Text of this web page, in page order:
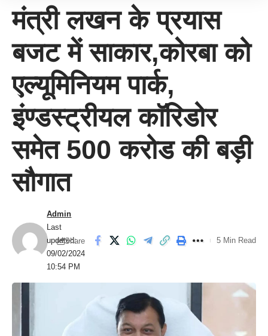
मंत्री लखन के प्रयास
बजट में साकार,कोरबा को
एल्यूमिनियम पार्क,
इंण्डस्ट्रीयल काॅरिडोर
समेत 500 करोड की बड़ी
सौगात
Last
updated:
09/02/2024
10:54 PM
Admin
Share 5 Min Read